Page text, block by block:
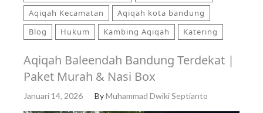
Aqiqah Kecamatan
Aqiqah kota bandung
Blog
Hukum Kambing Aqiqah Katering
Aqiqah Baleendah Bandung Terdekat |
Paket Murah & Nasi Box
Januari 14, 2026 ByMuhammad Dwiki Septianto